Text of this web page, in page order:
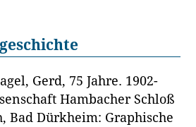
Gerd, 75 Jahre. 1902-
Hambacher Schloß
Bad Dürkheim: Graphische